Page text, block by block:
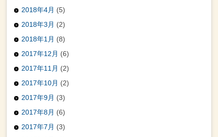
2018年4月 (5)
2018年3月 (2)
2018年1月 (8)
2017年12月 (6)
2017年11月 (2)
2017年10月 (2)
2017年9月 (3)
2017年8月 (6)
2017年7月 (3)